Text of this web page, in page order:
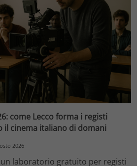
come Lecco forma i registi
il cinema italiano di domani
2026
un laboratorio gratuito per registi